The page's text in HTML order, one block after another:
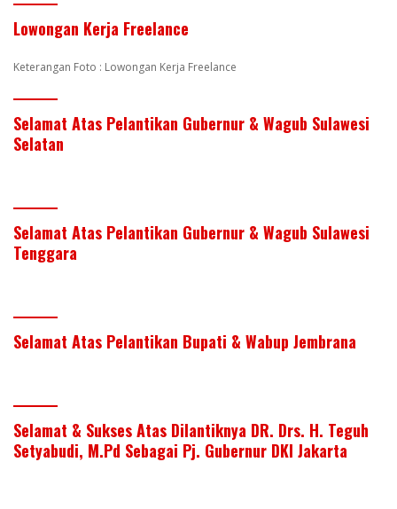
Lowongan Kerja Freelance
Keterangan Foto : Lowongan Kerja Freelance
Selamat Atas Pelantikan Gubernur & Wagub Sulawesi
Selatan
Selamat Atas Pelantikan Gubernur & Wagub Sulawesi
Tenggara
Selamat Atas Pelantikan Bupati & Wabup Jembrana
Selamat & Sukses Atas Dilantiknya DR. Drs. H. Teguh
Setyabudi, M.Pd Sebagai Pj. Gubernur DKI Jakarta